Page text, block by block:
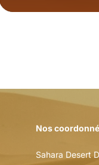
Nos
Sahara Desert